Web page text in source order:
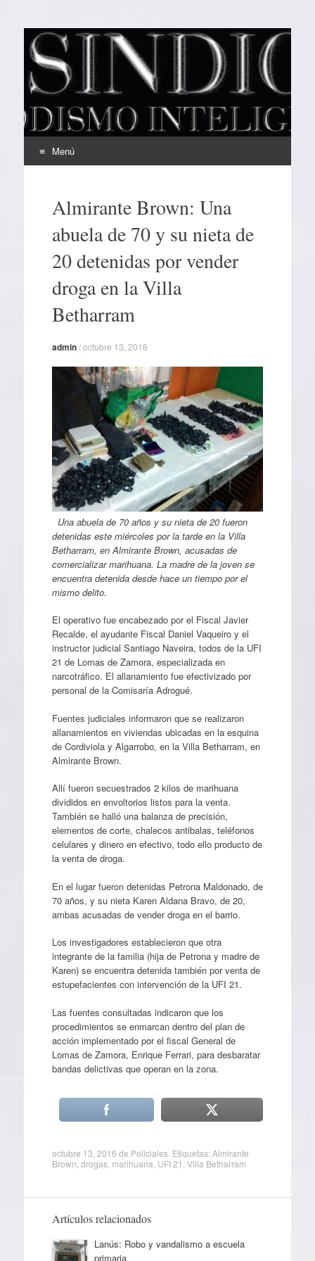
EL SINDICAL
Periodismo Inteligente
Menú
contenidoAlmirante Brown: Una
abuela de 70 y su nieta de
20 detenidas por vender
droga en la Villa
Betharram
admin/octubre 13, 2016
Una abuela de 70 años y su nieta de 20 fueron
detenidas este miércoles por la tarde en la Villa
Betharram, en Almirante Brown, acusadas de
comercializar marihuana. La madre de la joven se
encuentra detenida desde hace un tiempo por el
mismo delito.
El operativo fue encabezado por el Fiscal Javier
Recalde, el ayudante Fiscal Daniel Vaqueiro y el
instructor judicial Santiago Naveira, todos de la UFI
21 de Lomas de Zamora, especializada en
narcotráfico. El allanamiento fue efectivizado por
personal de la Comisaría Adrogué.
Fuentes judiciales informaron que se realizaron
allanamientos en viviendas ubicadas en la esquina
de Cordiviola y Algarrobo, en la Villa Betharram, en
Almirante Brown.
Allí fueron secuestrados 2 kilos de marihuana
divididos en envoltorios listos para la venta.
También se halló una balanza de precisión,
elementos de corte, chalecos antibalas, teléfonos
celulares y dinero en efectivo, todo ello producto de
la venta de droga.
En el lugar fueron detenidas Petrona Maldonado, de
70 años, y su nieta Karen Aldana Bravo, de 20,
ambas acusadas de vender droga en el barrio.
Los investigadores establecieron que otra
integrante de la familia (hija de Petrona y madre de
Karen) se encuentra detenida también por venta de
estupefacientes con intervención de la UFI 21.
Las fuentes consultadas indicaron que los
procedimientos se enmarcan dentro del plan de
acción implementado por el fiscal General de
Lomas de Zamora, Enrique Ferrari, para desbaratar
bandas delictivas que operan en la zona.
octubre 13, 2016 de Policiales. Etiquetas:Almirante
Brown drogas, marihuana UFI 21 Villa Betharram
Artículos relacionados
Lanús: Robo y vandalismo a escuela
primaria